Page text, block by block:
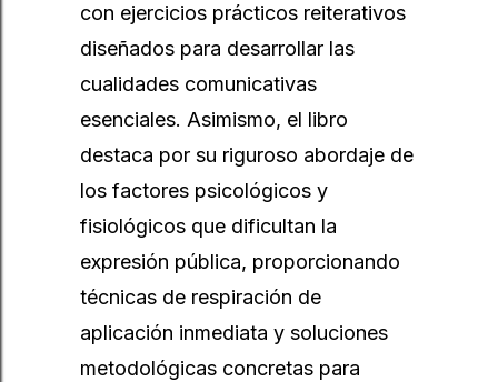
con ejercicios prácticos reiterativos
diseñados para desarrollar las
cualidades comunicativas
esenciales. Asimismo, el libro
destaca por su riguroso abordaje de
los factores psicológicos y
fisiológicos que dificultan la
expresión pública, proporcionando
técnicas de respiración de
aplicación inmediata y soluciones
metodológicas concretas para